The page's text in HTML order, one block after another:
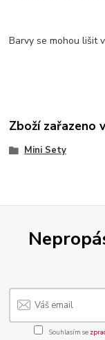
Barvy se mohou lišit
Zboží zařazeno
Mini Sety
Souhlasím se